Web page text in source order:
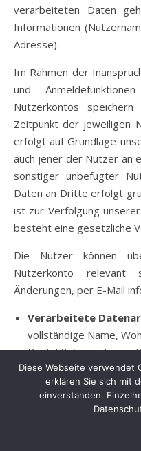
verarbeiteten Daten
Informationen
Adresse).
Im Rahmen der
und
Nutzerkontos
Zeitpunkt der jeweiligen
erfolgt auf Grundlage
auch jener der Nutzer an
sonstiger unbefugter
Daten an Dritte erfolgt
ist zur Verfolgung
besteht eine gesetzliche
Die Nutzer können
Nutzerkonto
Änderungen, per E-Mail
Verarbeitete
vollständige Name,
Kontaktinformationen,
Kontaktdaten (z. B.
Telefonnummern);
bildliche Nachrichten
betreffenden
Autorenschaft oder
Diese Webseite verwendet
erklären Sie sich mit
einverstanden.